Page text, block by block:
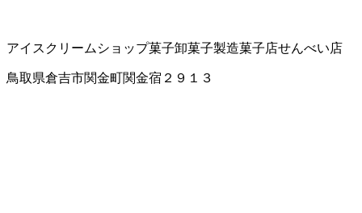
アイスクリームショップ菓子卸菓子製造菓子店せんべい店
鳥取県倉吉市関金町関金宿２９１３